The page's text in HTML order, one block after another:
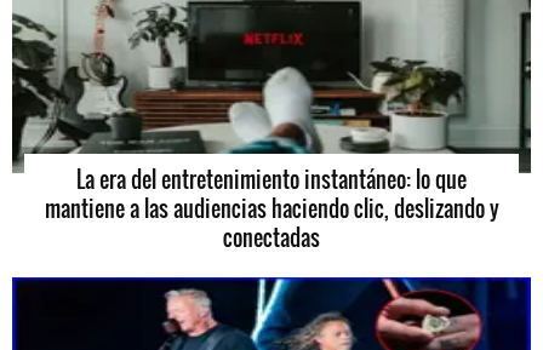
La era del entretenimiento instantáneo: lo que
mantiene a las audiencias haciendo clic, deslizando y
conectadas